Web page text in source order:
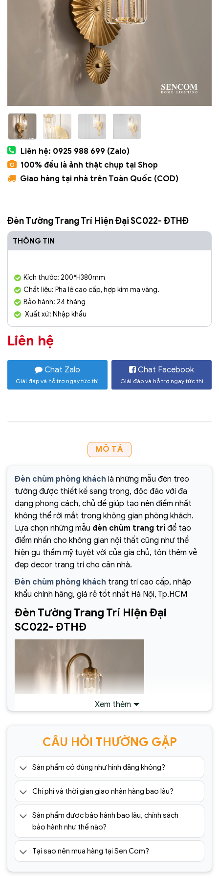
Liên hệ: 0925 988 699 (Zalo)
100% đều là ảnh thật chụp tại Shop
Giao hàng tại nhà trên Toàn Quốc (COD)
Đèn Tường Trang Trí Hiện Đại SC022- ĐTHĐ
THÔNG TIN
Kích thước: 200*H380mm
Chất liệu: Pha lê cao cấp, hợp kim mạ vàng.
Bảo hành: 24 tháng
Xuất xứ: Nhập khẩu
Liên hệ
Chat Zalo
Giải đáp và hỗ trợ ngay tức thì
Chat Facebook
Giải đáp và hỗ trợ ngay tức thì
MÔ TẢ
Đèn chùm phòng khách là những mẫu đèn treo
tường được thiết kế sang trọng, độc đáo với đa
dạng phong cách, chủ đề giúp tạo nên điểm nhất
không thể rời mắt trong không gian phòng khách.
Lựa chọn những mẫu đèn chùm trang trí để tạo
điểm nhấn cho không gian nội thất cũng như thể
hiện gu thẩm mỹ tuyệt vời của gia chủ, tôn thêm vẻ
đẹp decor trang trí cho căn nhà.
Đèn chùm phòng khách trang trí cao cấp, nhập
khẩu chính hãng, giá rẻ tốt nhất Hà Nội, Tp.HCM
Đèn Tường Trang Trí Hiện Đại
SC022- ĐTHĐ
Đèn Tường Trang Trí Hiện Đại SC022-
ĐTHĐ(1)
Xem thêm
CÂU HỎI THƯỜNG GẶP
Sản phẩm có đúng như hình đăng không?
Chi phí và thời gian giao nhận hàng bao lâu?
Sản phẩm được bảo hành bao lâu, chính sách
bảo hành như thế nào?
Tại sao nên mua hàng tại Sen Com?